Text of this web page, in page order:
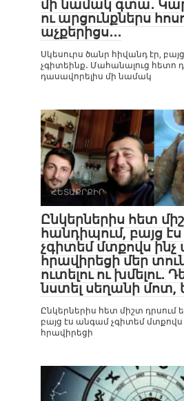
մի նամակ գտա․
ու արցունքներս
աչքերիցս․․․
Սկեսուրս ծանր հիվանդ էր,
չգիտեինք․ Մահանալուց հետո
դասավորելիս մի նամակ
ՀԵՏԱՔՐՔԻՐ
Ընկերներիս հետ
հանդիպում, բայց
չգիտեմ մտքովս
հրավիրեցի մեր
ուտելու ու խմելու․
նստել սեղանի մոտ,
Ընկերներիս հետ միշտ դրսում
բայց էս անգամ չգիտեմ
հրավիրեցի